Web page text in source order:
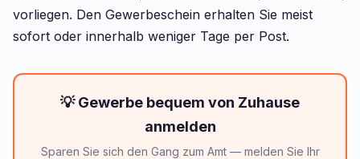
vorliegen. Den Gewerbeschein erhalten Sie meist
sofort oder innerhalb weniger Tage per Post.
💡 Gewerbe bequem von Zuhause
anmelden
Sparen Sie sich den Gang zum Amt — melden Sie Ihr